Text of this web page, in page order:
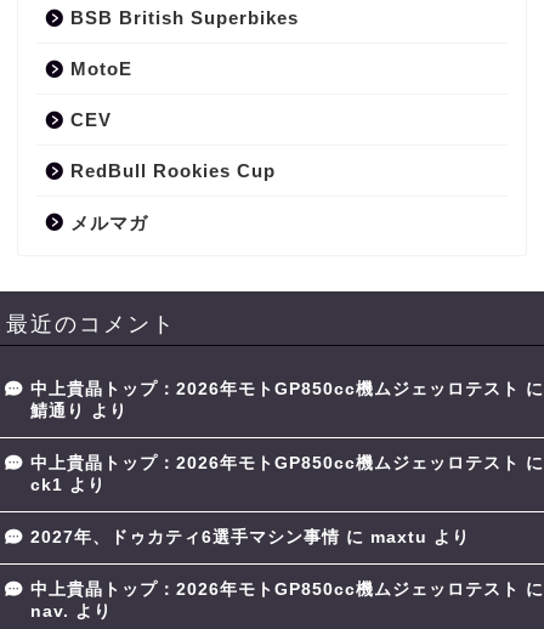
BSB British Superbikes
MotoE
CEV
RedBull Rookies Cup
メルマガ
最近のコメント
中上貴晶トップ：2026年モトGP850cc機ムジェッロテスト に
鯖通り
より
中上貴晶トップ：2026年モトGP850cc機ムジェッロテスト に
ck1 より
2027年、ドゥカティ6選手マシン事情 に maxtu より
中上貴晶トップ：2026年モトGP850cc機ムジェッロテスト に
nav. より